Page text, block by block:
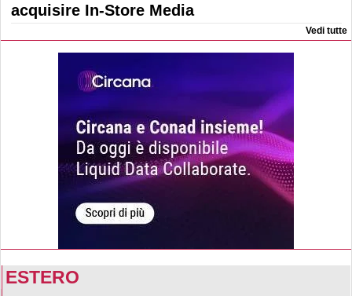
acquisire In-Store Media
Vedi tutte
ESTERO